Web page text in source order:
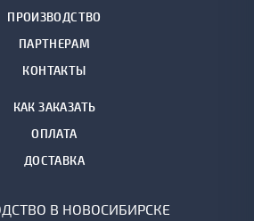
ПРОИЗВОДСТВО
ПАРТНЕРАМ
КОНТАКТЫ
КАК ЗАКАЗАТЬ
ОПЛАТА
ДОСТАВКА
В НОВОСИБИРСКЕ